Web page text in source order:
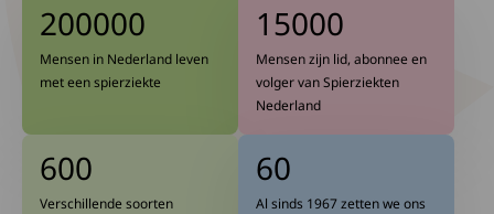
200000
Mensen in Nederland leven
met een spierziekte
15000
Mensen zijn lid, abonnee en
volger van Spierziekten
Nederland
600
Verschillende soorten
60
Al sinds 1967 zetten we ons